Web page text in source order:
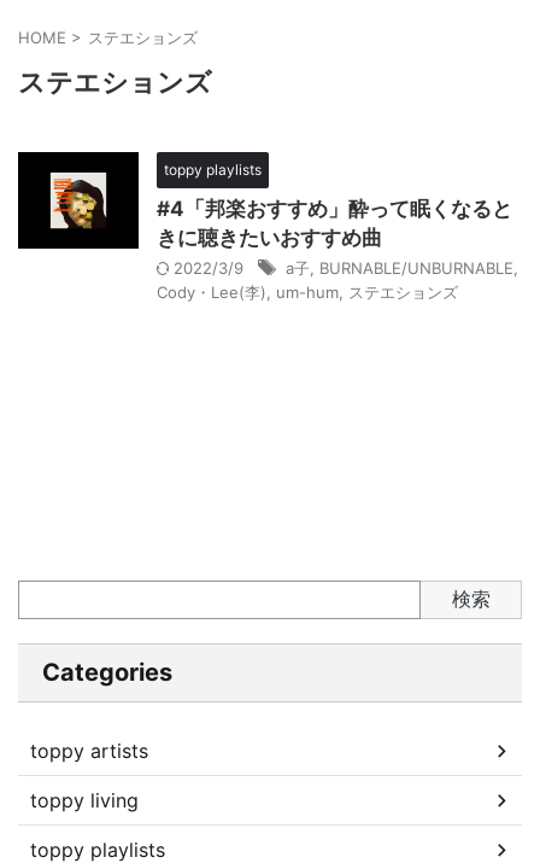
HOME > ステエションズ
ステエションズ
toppy playlists
#4「邦楽おすすめ」酔って眠くなると
きに聴きたいおすすめ曲
2022/3/9 a子 BURNABLE/UNBURNABLE
Cody・Lee(李)
um-hum ステエションズ
検索
Categories
toppy artists
toppy living
toppy playlists